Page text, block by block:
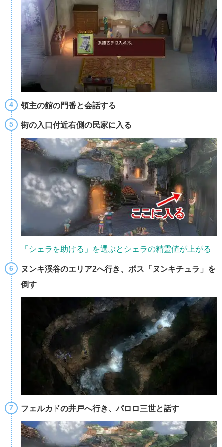
領主の館の門番と会話する
街の入口付近右側の民家に入る
「シェラを助ける」を選ぶとシェラの精霊値が上がる
ヌンキ渓谷のエリア2へ行き、ボス「ヌンキチュラ」を
倒す
フェルカドの井戸へ行き、パロロ三世と話す